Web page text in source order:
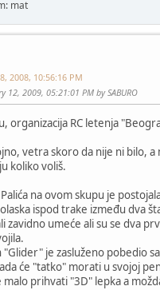
mat
2008, 10:56:16 PM
12, 2009, 05:21:01 PM by SABURO
organizacija RC letenja
vetra skoro da nije ni bilo, a
koliko voliš.
na ovom skupu je
ispod trake između dva
zavidno umeće ali su se dva
"Glider" je zasluženo pobedio
će "tatko" morati u svojoj
malo prihvati "3D" lepka a